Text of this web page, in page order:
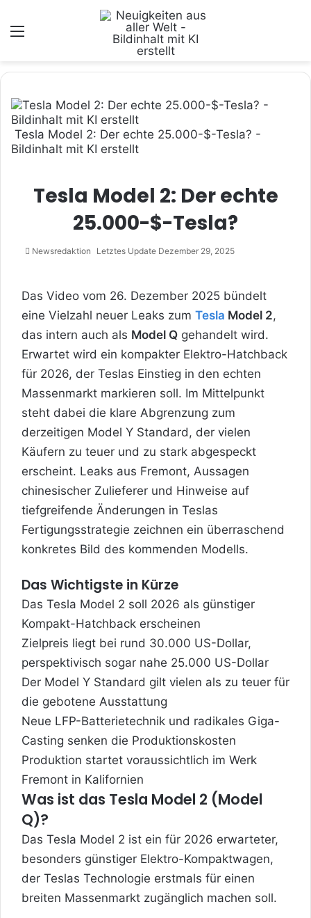
Tesla Model 2: Der echte 25.000-$-Tesla? -
Bildinhalt mit KI erstellt
Tesla Model 2: Der echte
25.000-$-Tesla?
Newsredaktion Letztes Update Dezember 29, 2025
Das Video vom 26. Dezember 2025 bündelt
eine Vielzahl neuer Leaks zum Tesla Model 2,
das intern auch als Model Q gehandelt wird.
Erwartet wird ein kompakter Elektro-Hatchback
für 2026, der Teslas Einstieg in den echten
Massenmarkt markieren soll. Im Mittelpunkt
steht dabei die klare Abgrenzung zum
derzeitigen Model Y Standard, der vielen
Käufern zu teuer und zu stark abgespeckt
erscheint. Leaks aus Fremont, Aussagen
chinesischer Zulieferer und Hinweise auf
tiefgreifende Änderungen in Teslas
Fertigungsstrategie zeichnen ein überraschend
konkretes Bild des kommenden Modells.
Das Wichtigste in Kürze
Das Tesla Model 2 soll 2026 als günstiger
Kompakt-Hatchback erscheinen
Zielpreis liegt bei rund 30.000 US-Dollar,
perspektivisch sogar nahe 25.000 US-Dollar
Der Model Y Standard gilt vielen als zu teuer für
die gebotene Ausstattung
Neue LFP-Batterietechnik und radikales Giga-
Casting senken die Produktionskosten
Produktion startet voraussichtlich im Werk
Fremont in Kalifornien
Was ist das Tesla Model 2 (Model
Q)?
Das Tesla Model 2 ist ein für 2026 erwarteter,
besonders günstiger Elektro-Kompaktwagen,
der Teslas Technologie erstmals für einen
breiten Massenmarkt zugänglich machen soll.